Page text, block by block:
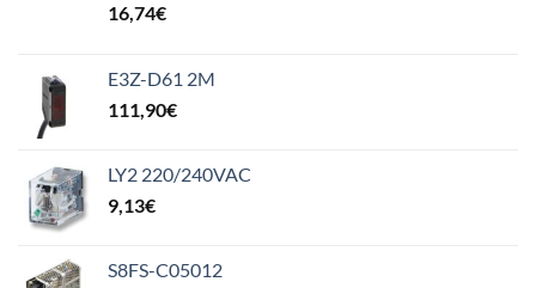
16,74€
E3Z-D61 2M
111,90€
LY2 220/240VAC
9,13€
S8FS-C05012